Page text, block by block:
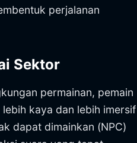
perjalanan
Sektor
permainan, pemain
kaya dan lebih imersif
dapat dimainkan (NPC)